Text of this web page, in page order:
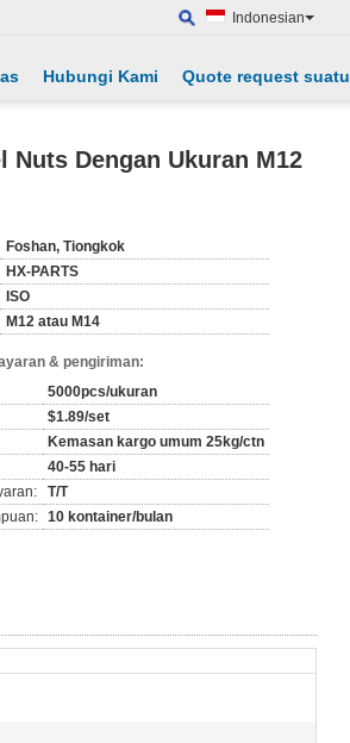
Indonesian
Hubungi Kami Quote request suatu
Dengan Ukuran M12
Foshan, Tiongkok
HX-PARTS
ISO
M12 atau M14
& pengiriman:
5000pcs/ukuran
$1.89/set
Kemasan kargo umum 25kg/ctn
40-55 hari
T/T
10 kontainer/bulan